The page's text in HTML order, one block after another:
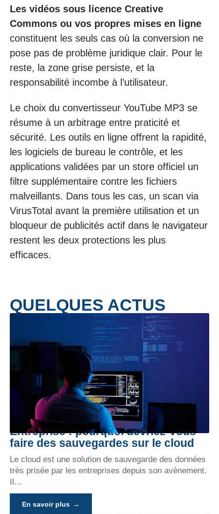
Les vidéos sous licence Creative
Commons ou vos propres mises en ligne
constituent les seuls cas où la conversion ne
pose pas de problème juridique clair. Pour le
reste, la zone grise persiste, et la
responsabilité incombe à l’utilisateur.
Le choix du convertisseur YouTube MP3 se
résume à un arbitrage entre praticité et
sécurité. Les outils en ligne offrent la rapidité,
les logiciels de bureau le contrôle, et les
applications validées par un store officiel un
filtre supplémentaire contre les fichiers
malveillants. Dans tous les cas, un scan via
VirusTotal avant la première utilisation et un
bloqueur de publicités actif dans le navigateur
restent les deux protections les plus
efficaces.
QUELQUES ACTUS
Entreprise : pourquoi devriez-vous
faire des sauvegardes sur le cloud
Le cloud est une solution de sauvegarde des données
très prisée par les entreprises depuis son avènement.
Il…
En savoir plus